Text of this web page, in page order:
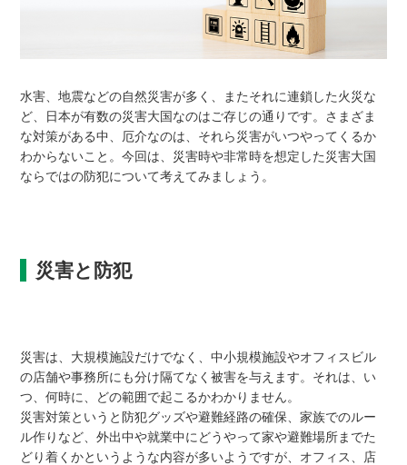
水害、地震などの自然災害が多く、またそれに連鎖した火災な
ど、日本が有数の災害大国なのはご存じの通りです。さまざま
な対策がある中、厄介なのは、それら災害がいつやってくるか
わからないこと。今回は、災害時や非常時を想定した災害大国
ならではの防犯について考えてみましょう。
災害と防犯
災害は、大規模施設だけでなく、中小規模施設やオフィスビル
の店舗や事務所にも分け隔てなく被害を与えます。それは、い
つ、何時に、どの範囲で起こるかわかりません。
災害対策というと防犯グッズや避難経路の確保、家族でのルー
ル作りなど、外出中や就業中にどうやって家や避難場所までた
どり着くかというような内容が多いようですが、オフィス、店